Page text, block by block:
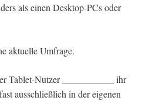
als einen Desktop-PCs oder
aktuelle Umfrage.
Tablet-Nutzer ___________ ihr
ausschließlich in der eigenen